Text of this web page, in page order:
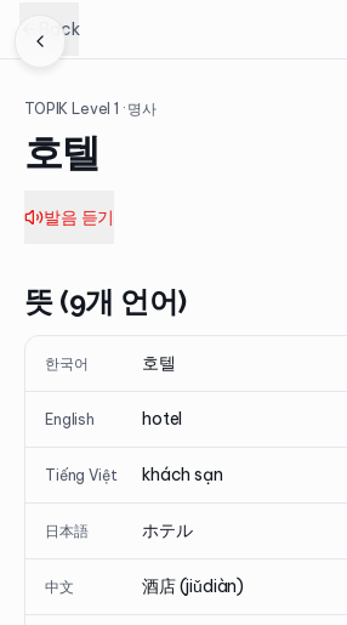
Back
TOPIK Level1 · 명사
호텔
발음 듣기
뜻 (9개 언어)
한국어 호텔
English hotel
Tiếng Việt khách sạn
日本語 ホテル
中文 酒店 (jiǔdiàn)